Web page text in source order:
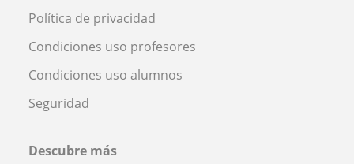
Política de privacidad
Condiciones uso profesores
Condiciones uso alumnos
Seguridad
Descubre más